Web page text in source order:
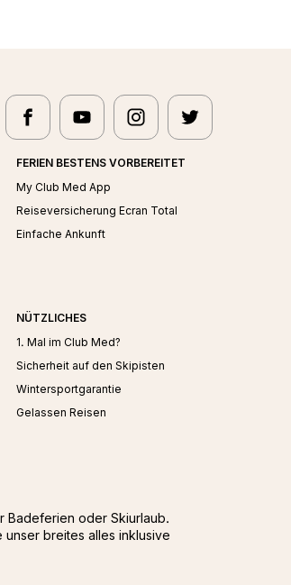
facebook
Club Med - facebook
youtube
Club Med - youtube
instagram
Club Med - instagram
twitter
Club Med -
FERIEN BESTENS VORBEREITET
My Club Med App
Reiseversicherung Ecran Total
Einfache Ankunft
NÜTZLICHES
1. Mal im Club Med?
Sicherheit auf den Skipisten
Wintersportgarantie
Gelassen Reisen
Badeferien oder Skiurlaub.
breites alles inklusive